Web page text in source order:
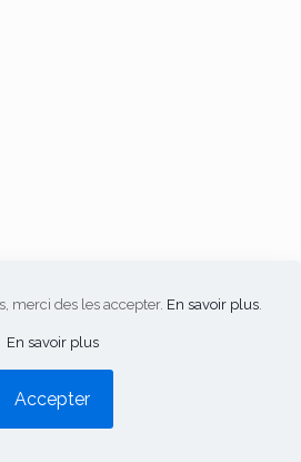
merci des les accepter. En savoir plus.
En savoir plus
Accepter